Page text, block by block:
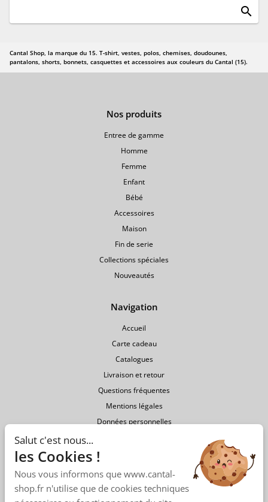
search
Cantal Shop, la marque du 15. T-shirt, vestes, polos, chemises, doudounes,
pantalons, shorts, bonnets, casquettes et accessoires aux couleurs du Cantal (15).
Nos produits
Entree de gamme
Homme
Femme
Enfant
Bébé
Accessoires
Maison
Fin de serie
Collections spéciales
Nouveautés
Navigation
Accueil
Carte cadeau
Catalogues
Livraison et retour
Questions fréquentes
Mentions légales
Données personnelles
Conditions générales de vente
Salut c'est nous...
les Cookies !
Nous vous informons que www.cantal-
shop.fr n'utilise que de cookies techniques